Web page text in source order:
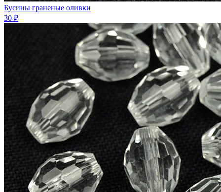
Бусины граненые оливки
30 ₽